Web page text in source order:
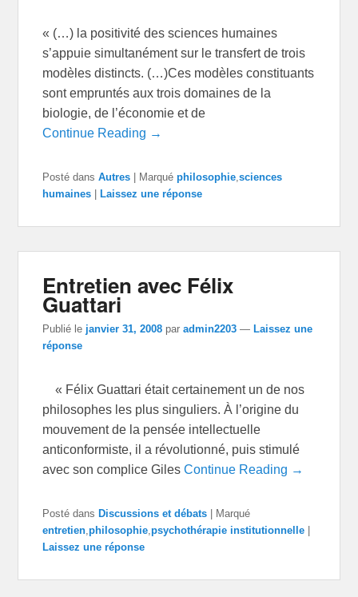
« (…) la positivité des sciences humaines
s’appuie simultanément sur le transfert de trois
modèles distincts. (…)Ces modèles constituants
sont empruntés aux trois domaines de la
biologie, de l’économie et de
Continue Reading →
Posté dans Autres Marqué philosophie,sciences
humaines
Laissez une réponse
Entretien avec Félix
Guattari
Publié le janvier 31, 2008 paradmin2203 — Laissez une
réponse
« Félix Guattari était certainement un de nos
philosophes les plus singuliers. À l’origine du
mouvement de la pensée intellectuelle
anticonformiste, il a révolutionné, puis stimulé
avec son complice GilesContinue Reading →
Posté dans Discussions et débats
Marqué
entretien,philosophie,psychothérapie institutionnelle
Laissez une réponse